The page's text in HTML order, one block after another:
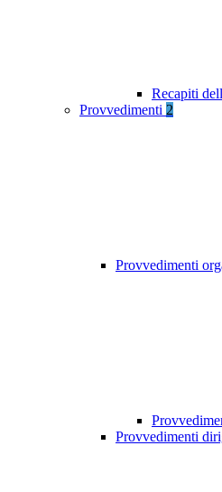
Recapiti
Provvedimenti 2
Provvedimenti
Provvedimenti